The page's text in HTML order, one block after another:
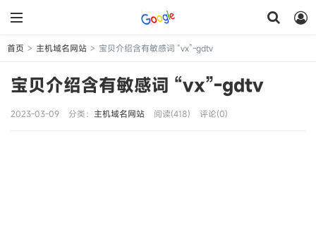
首页 > 主机域名网站 > 宝贝介绍含有敏感词 “vx”-gdtv
宝贝介绍含有敏感词 “vx”-gdtv
2023-03-09 分类： 主机域名网站 阅读(418) 评论(0)